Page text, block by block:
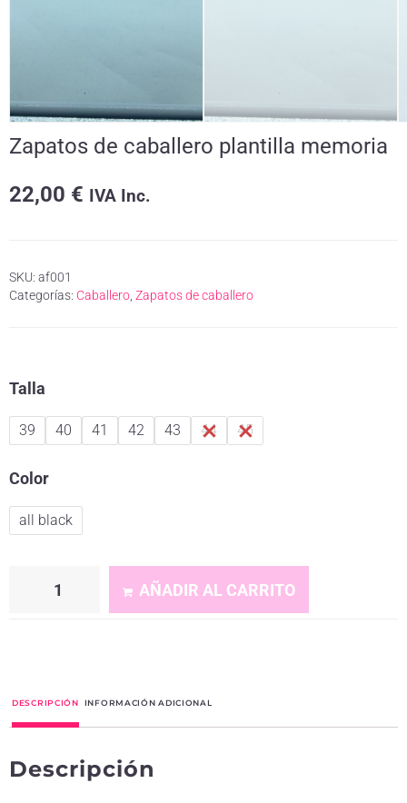
Zapatos de caballero plantilla memoria
22,00 € IVA Inc.
SKU: af001
Categorías: Caballero, Zapatos de caballero
Talla
39 40 41 42 43 44 45
Color
all black
AÑADIR AL CARRITO
e
n
DESCRIPCIÓN INFORMACIÓN ADICIONAL
Descripción